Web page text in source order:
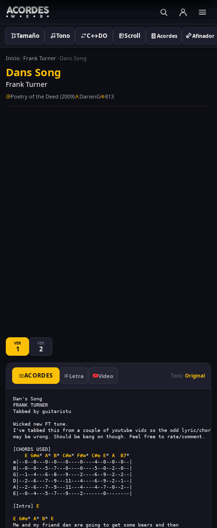
Tamaño Tono C↔DO Scroll Acordes Afinador
Inicio Frank Turner Dans Song
Dans Song
Frank Turner
Poetry of the Deed (2009) DarienG 813
VER
1
VER
2
ACORDES Letra Video Tono: Original
Dan's Song
FRANK TURNER
Tabbed by guitaristu
Wicked new FT tune.
I've tabbed this from a couple of youtube vids so the odd lyric/chord
may be wrong. Should be bang on though. Feel free to rate/comment.
[CHORDS USED]
E G#m* A* B* C#m* F#m* C#m E* A B7*
e|--0--0---0--0---0----0----4--0--0--0--|
B|--0--0---5--7---0----0----5--0--2--0--|
G|--1--4---6--8---9----2----6--9--2--2--|
D|--2--6---7--9---11---4----6--9--2--1--|
A|--2--6---7--9---11---4----4--7--0--2--|
E|--0--4---5--7---9----2-------0--------|
[Intro] E
E G#m* A* B* E
Me and my friend dan are going to get some beers and then